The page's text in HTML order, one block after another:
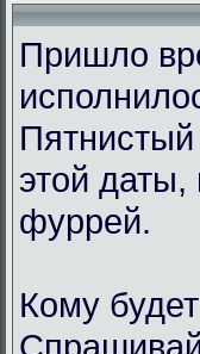
Пришло
этой
фуррей.
Кому